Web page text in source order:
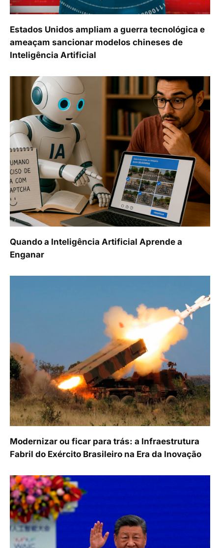
Estados Unidos ampliam a guerra tecnológica e
ameaçam sancionar modelos chineses de
Inteligência Artificial
Quando a Inteligência Artificial Aprende a
Enganar
Modernizar ou ficar para trás: a Infraestrutura
Fabril do Exército Brasileiro na Era da Inovação